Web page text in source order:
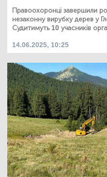
Правоохоронці завершили
незаконну вирубку дерев у
Судитимуть 10 учасників
14.06.2025, 10:25